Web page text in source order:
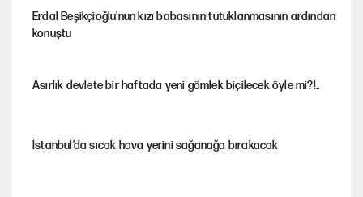
Erdal Beşikçioğlu'nun kızı babasının tutuklanmasının ardından
konuştu
Asırlık devlete bir haftada yeni gömlek biçilecek öyle mi?!..
İstanbul’da sıcak hava yerini sağanağa bırakacak